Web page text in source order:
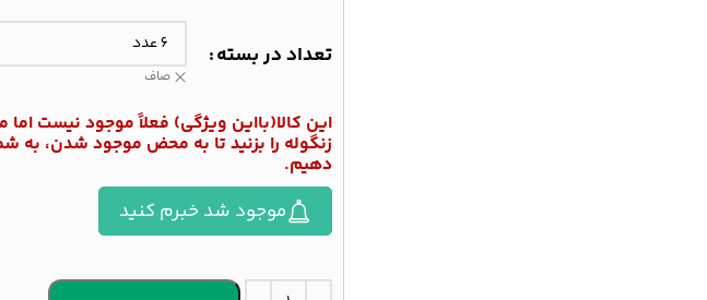
تعداد در بسته
صاف
این کالا(بااین ویژگی) فعلاً موجود نیست اما
زنگوله را بزنید تا به محض موجود شدن، به
دهیم.
موجود شد خبرم کنید